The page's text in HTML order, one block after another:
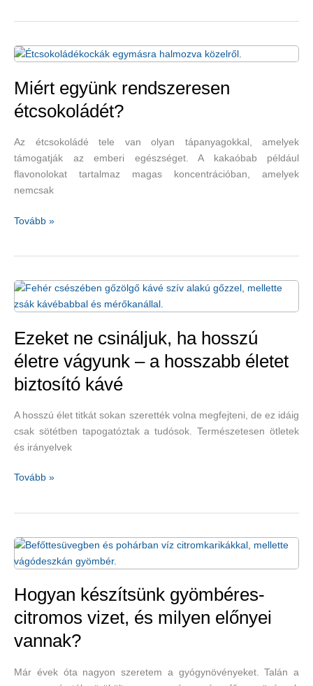
előnyei
vannak?
Miért együnk rendszeresen
étcsokoládét?
Az étcsokoládé tele van olyan tápanyagokkal, amelyek
támogatják az emberi egészséget. A kakaóbab például
flavonolokat tartalmaz magas koncentrációban, amelyek
nemcsak
Miért
Tovább »
Ezeket ne csináljuk, ha hosszú
életre vágyunk – a hosszabb életet
biztosító kávé
A hosszú élet titkát sokan szerették volna megfejteni, de ez idáig
csak sötétben tapogatóztak a tudósok. Természetesen ötletek
és irányelvek
Ezeket
hosszú
életre
–
hosszabb
életet
kávé
Tovább »
Hogyan készítsünk gyömbéres-
citromos vizet, és milyen előnyei
vannak?
Már évek óta nagyon szeretem a gyógynövényeket. Talán a